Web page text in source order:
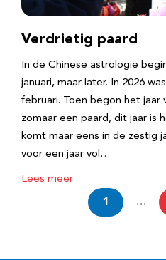
Verdrietig paard
In de Chinese astrologie
januari, maar later. In 2026
februari. Toen begon het jaar
zomaar een paard, dit jaar is
komt maar eens in de zestig
voor een jaar vol…
Lees meer
1 …